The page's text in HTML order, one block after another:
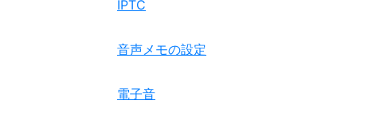
IPTC
音声メモの設定
電子音